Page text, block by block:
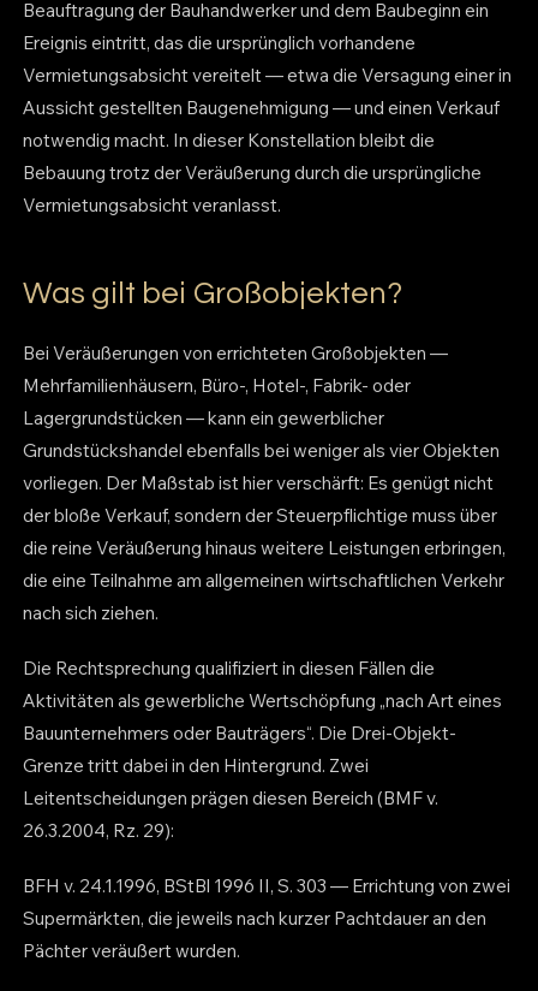
Beauftragung der Bauhandwerker und dem Baubeginn ein
Ereignis eintritt, das die ursprünglich vorhandene
Vermietungsabsicht vereitelt — etwa die Versagung einer in
Aussicht gestellten Baugenehmigung — und einen Verkauf
notwendig macht. In dieser Konstellation bleibt die
Bebauung trotz der Veräußerung durch die ursprüngliche
Vermietungsabsicht veranlasst.
Was gilt bei Großobjekten?
Bei Veräußerungen von errichteten Großobjekten —
Mehrfamilienhäusern, Büro-, Hotel-, Fabrik- oder
Lagergrundstücken — kann ein gewerblicher
Grundstückshandel ebenfalls bei weniger als vier Objekten
vorliegen. Der Maßstab ist hier verschärft: Es genügt nicht
der bloße Verkauf, sondern der Steuerpflichtige muss über
die reine Veräußerung hinaus weitere Leistungen erbringen,
die eine Teilnahme am allgemeinen wirtschaftlichen Verkehr
nach sich ziehen.
Die Rechtsprechung qualifiziert in diesen Fällen die
Aktivitäten als gewerbliche Wertschöpfung „nach Art eines
Bauunternehmers oder Bauträgers“. Die Drei-Objekt-
Grenze tritt dabei in den Hintergrund. Zwei
Leitentscheidungen prägen diesen Bereich (BMF v.
26.3.2004, Rz. 29):
BFH v. 24.1.1996, BStBl 1996 II, S. 303 — Errichtung von zwei
Supermärkten, die jeweils nach kurzer Pachtdauer an den
Pächter veräußert wurden.